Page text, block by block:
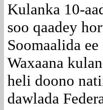
Kulanka 10-
soo qaadey
Soomaalida
Waxaana
heli doono
dawlada